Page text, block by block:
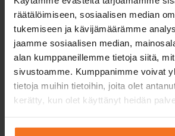
räätälöimiseen, sosiaalisen median
tukemiseen ja kävijämäärämme
jaamme sosiaalisen median,
alan kumppaneillemme tietoja siitä,
sivustoamme. Kumppanimme voivat
tietoja muihin tietoihin, joita olet
kerätty, kun olet käyttänyt heidän
Ilmoittaudu
Kolme ajotuntia